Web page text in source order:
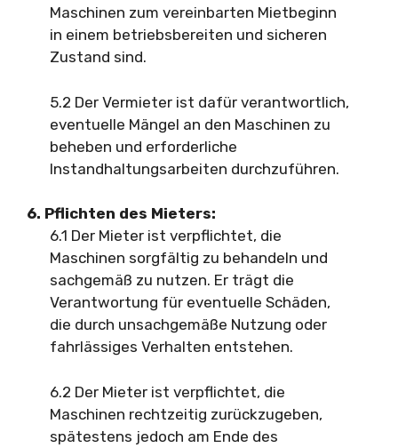
Maschinen zum vereinbarten Mietbeginn
in einem betriebsbereiten und sicheren
Zustand sind.
5.2 Der Vermieter ist dafür verantwortlich,
eventuelle Mängel an den Maschinen zu
beheben und erforderliche
Instandhaltungsarbeiten durchzuführen.
6. Pflichten des Mieters:
6.1 Der Mieter ist verpflichtet, die
Maschinen sorgfältig zu behandeln und
sachgemäß zu nutzen. Er trägt die
Verantwortung für eventuelle Schäden,
die durch unsachgemäße Nutzung oder
fahrlässiges Verhalten entstehen.
6.2 Der Mieter ist verpflichtet, die
Maschinen rechtzeitig zurückzugeben,
spätestens jedoch am Ende des